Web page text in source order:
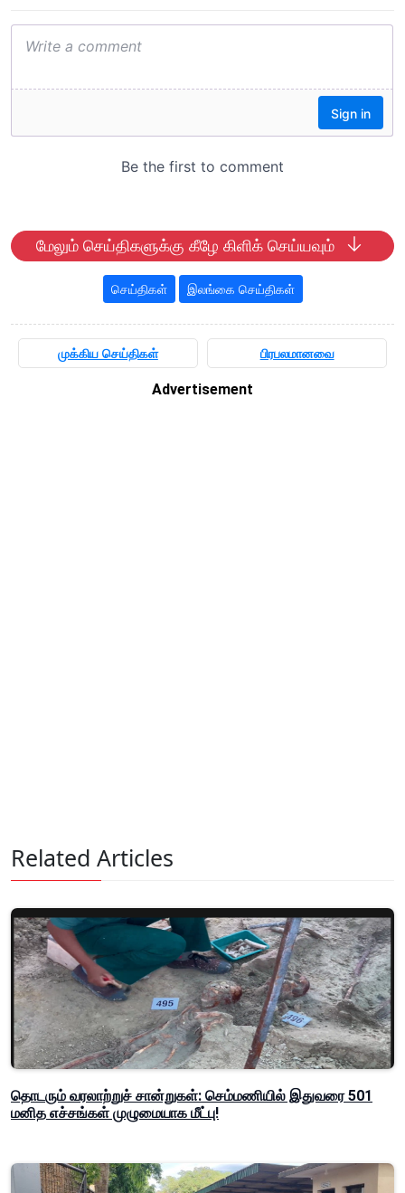
மேலும் செய்திகளுக்கு கீழே கிளிக் செய்யவும்
செய்திகள் இலங்கை செய்திகள்
முக்கிய செய்திகள் பிரபலமானவை
Advertisement
Related Articles
தொடரும் வரலாற்றுச் சான்றுகள்: செம்மணியில் இதுவரை 501
மனித எச்சங்கள் முழுமையாக மீட்பு!